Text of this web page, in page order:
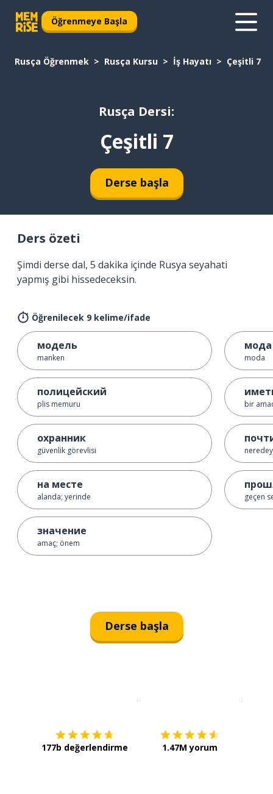
Öğrenmeye Başla
Rusça Öğrenmek Rusça Kursu İş Hayatı Çeşitli 7
Rusça Dersi:
Çeşitli 7
Derse başla
Ders özeti
Şimdi derse dal, 5 dakika içinde Rusya seyahati
yapmış gibi hissedeceksin.
Öğrenilecek 9 kelime/ifade
модель
manken
полицейский
plis memuru
охранник
güvenlik görevlisi
на месте
alanda; yerinde
значение
amaç; önem
мода
moda
bir
geçen
Derse başla
177b değerlendirme 1.47M yorum